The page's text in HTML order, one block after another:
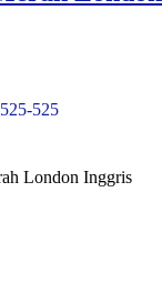
525
London Inggris